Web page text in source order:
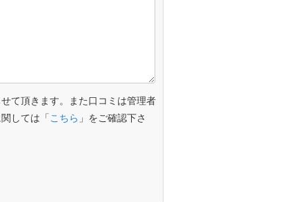
て頂きます。また口コミは管理者
しては「 こちら 」をご確認下さ